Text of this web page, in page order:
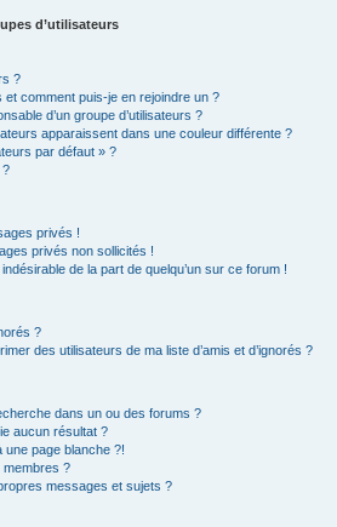
d’utilisateurs
?
et comment puis-je en rejoindre un ?
d’un groupe d’utilisateurs ?
apparaissent dans une couleur différente ?
par défaut » ?
?
privés !
privés non sollicités !
de la part de quelqu’un sur ce forum !
?
des utilisateurs de ma liste d’amis et d’ignorés ?
dans un ou des forums ?
aucun résultat ?
une page blanche ?!
membres ?
messages et sujets ?